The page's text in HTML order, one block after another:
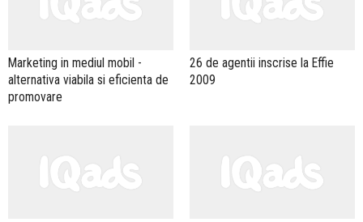
Marketing in mediul mobil -
alternativa viabila si eficienta de
promovare
26 de agentii inscrise la Effie
2009